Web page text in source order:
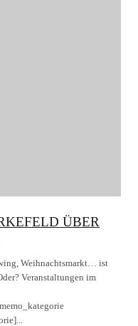
ÜBER
Weihnachtsmarkt… ist
Veranstaltungen im